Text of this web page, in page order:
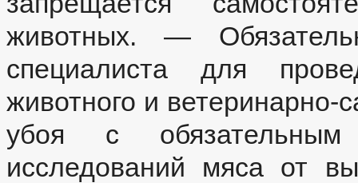
животных. —
специалиста для
животного и ветеринарно-
убоя с обязательным
исследований мяса от